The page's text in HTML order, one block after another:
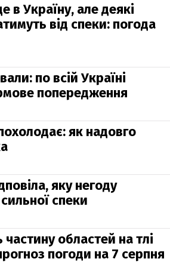
в Україну, але деякі
від спеки: погода
по всій Україні
попередження
як надовго
яку негоду
спеки
областей на тлі
погоди на 7 серпня